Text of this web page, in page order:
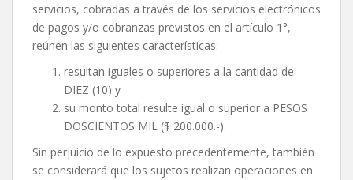
servicios, cobradas a través de los servicios electrónicos
de pagos y/o cobranzas previstos en el artículo 1°,
reúnen las siguientes características:
resultan iguales o superiores a la cantidad de
DIEZ (10) y
su monto total resulte igual o superior a PESOS
DOSCIENTOS MIL ($ 200.000.-).
Sin perjuicio de lo expuesto precedentemente, también
se considerará que los sujetos realizan operaciones en